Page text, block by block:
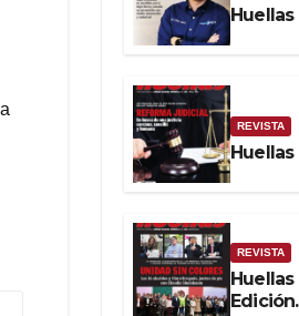
Soberanía
Real
Huellas
REVISTA
REVISTA
Huellas
Edición